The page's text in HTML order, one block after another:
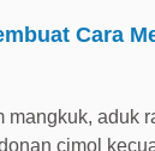
Cara
mangkuk, aduk
cimol